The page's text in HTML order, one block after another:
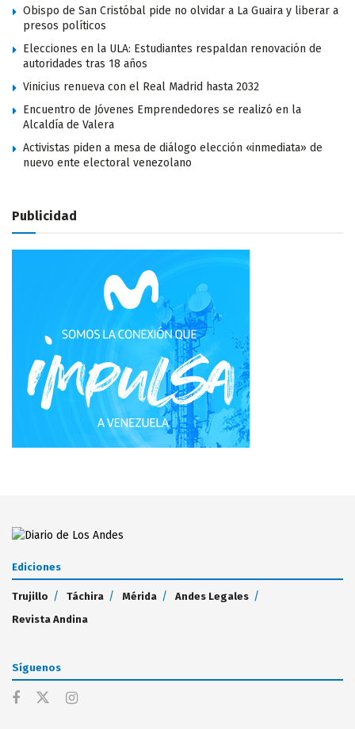
Obispo de San Cristóbal pide no olvidar a La Guaira y liberar a
presos políticos
Elecciones en la ULA: Estudiantes respaldan renovación de
autoridades tras 18 años
Vinicius renueva con el Real Madrid hasta 2032
Encuentro de Jóvenes Emprendedores se realizó en la
Alcaldía de Valera
Activistas piden a mesa de diálogo elección «inmediata» de
nuevo ente electoral venezolano
Publicidad
Ediciones
Trujillo Táchira Mérida
Andes Legales
Revista Andina
Síguenos